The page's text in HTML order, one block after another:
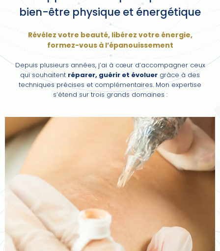
bien-être physique et énergétique
Révélez votre beauté, libérez votre énergie,
formez-vous à l’épanouissement
Depuis plusieurs années, j’ai à cœur d’accompagner ceux
qui souhaitent réparer, guérir et évoluer grâce à des
techniques précises et complémentaires. Mon expertise
s’étend sur trois grands domaines :